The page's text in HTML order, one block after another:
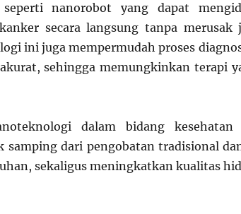
nanorobot yang dapat
secara langsung tanpa merusak
ini juga mempermudah proses
sehingga memungkinkan terapi
dalam bidang
samping dari pengobatan tradisional
sekaligus meningkatkan kualitas